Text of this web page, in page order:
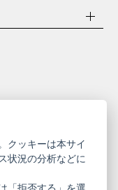
やまと振
クッキーは本サイ
状況の分析などに
「拒否する」を選